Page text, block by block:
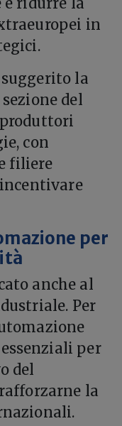
in
la
del
con
filiere
per
anche al
Per
per
del
la